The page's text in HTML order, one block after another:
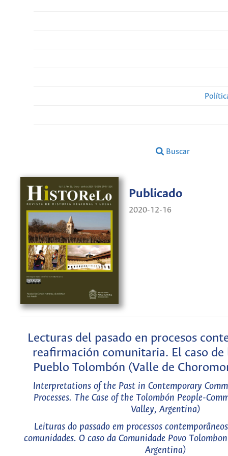
Buscar
Publicado
2020-12-16
Lecturas del pasado en procesos
reafirmación comunitaria. El caso de
Pueblo Tolombón (Valle de
Interpretations of the Past in Contemporary
Processes. The Case of the Tolombón People-
Valley, Argentina)
Leituras do passado em processos
comunidades. O caso da Comunidade Povo
Argentina)